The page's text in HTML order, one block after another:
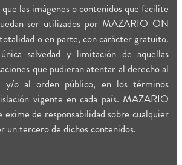
las imágenes o contenidos que facilite
ser utilizados por MAZARIO ON
o en parte, con carácter gratuito.
salvedad y limitación de aquellas
que pudieran atentar al derecho al
y/o al orden público, en los términos
vigente en cada país. MAZARIO
de responsabilidad sobre cualquier
un tercero de dichos contenidos.